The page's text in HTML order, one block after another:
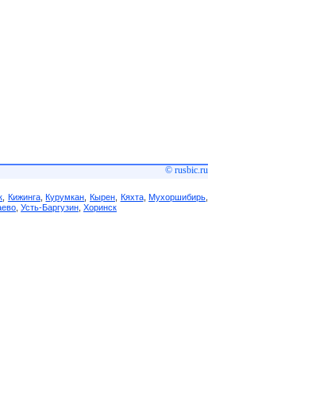
© rusbic.ru
Кижинга,Курумкан Кырен Кяхта,Мухоршибирь
Усть-Баргузин Хоринск